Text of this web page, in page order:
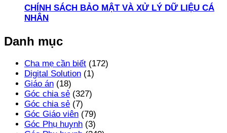
CHÍNH SÁCH BẢO MẬT VÀ XỬ LÝ DỮ LIỆU CÁ
NHÂN
Danh mục
Cha mẹ cần biết (172)
Digital Solution (1)
Giáo án (18)
Góc chia sẻ (327)
Góc chia sẻ (7)
Góc Giáo viên (79)
Góc Phụ huynh (3)